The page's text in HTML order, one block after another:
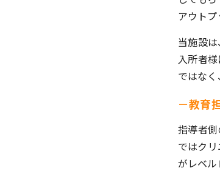
アウト
当施設
入所者
ではな
－教育
指導者
ではク
がレベ